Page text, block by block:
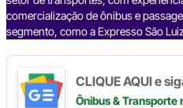
comercialização de ônibus e
segmento, como a Expresso São
CLIQUE AQUI e
Ônibus & Transporte